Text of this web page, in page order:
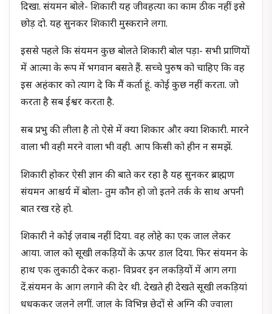
दिखा. संयमन बोले- शिकारी यह जीवहत्या का काम ठीक नहीं इसे
छोड़ दो. यह सुनकर शिकारी मुस्कराने लगा.
इससे पहले कि संयमन कुछ बोलते शिकारी बोल पड़ा- सभी प्राणियों
में आत्मा के रूप में भगवान बसते हैं. सच्चे पुरुष को चाहिए कि वह
इस अहंकार को त्याग दे कि मैं कर्ता हूं. कोई कुछ नहीं करता. जो
करता है सब ईश्वर करता है.
सब प्रभु की लीला है तो ऐसे में क्या शिकार और क्या शिकारी. मारने
वाला भी वही मरने वाला भी वही. आप किसी को हीन न समझें.
शिकारी होकर ऐसी ज्ञान की बाते कर रहा है यह सुनकर ब्राह्मण
संयमन आश्चर्य में बोला- तुम कौन हो जो इतने तर्क के साथ अपनी
बात रख रहे हो.
शिकारी ने कोई ज़वाब नहीं दिया. वह लोहे का एक जाल लेकर
आया. जाल को सूखी लकड़ियों के ऊपर डाल दिया. फिर संयमन के
हाथ एक लुकाठी देकर कहा- विप्रवर इन लकड़ियों में आग लगा
दें.संयमन के आग लगाने की देर थी. देखते ही देखते सूखी लकड़ियां
धधककर जलने लगीं. जाल के विभिन्न छेदों से अग्नि की ज्वाला